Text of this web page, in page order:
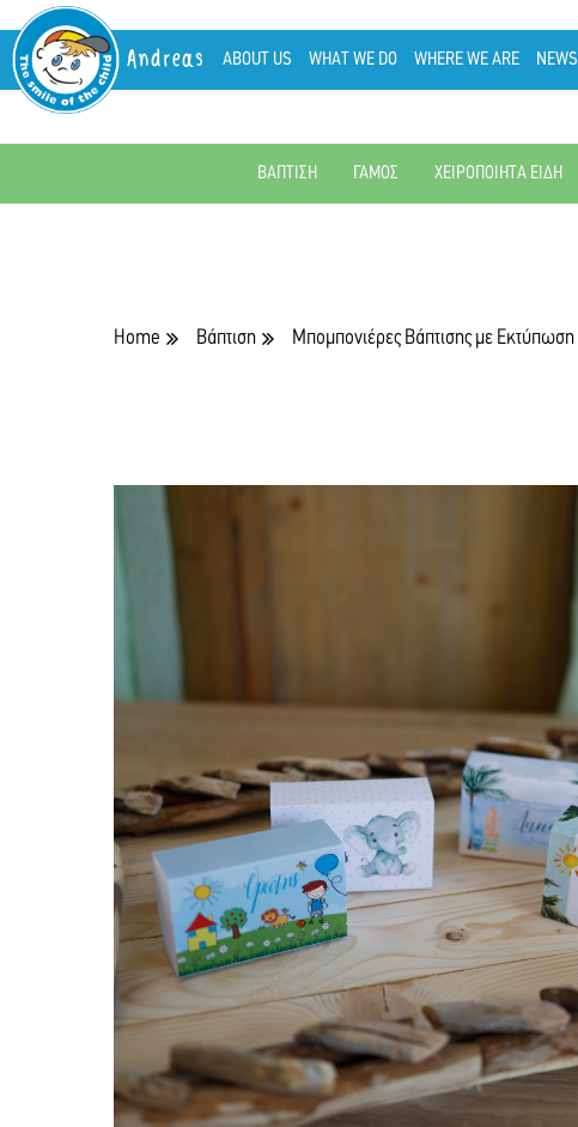
Andreas ABOUT US WHAT WE DO WHERE WE ARE NEWS
ΒΑΠΤΙΣΗ ΓΑΜΟΣ ΧΕΙΡΟΠΟΙΗΤΑ ΕΙΔΗ
Home Βάπτιση Μπομπονιέρες Βάπτισης με Εκτύπωση